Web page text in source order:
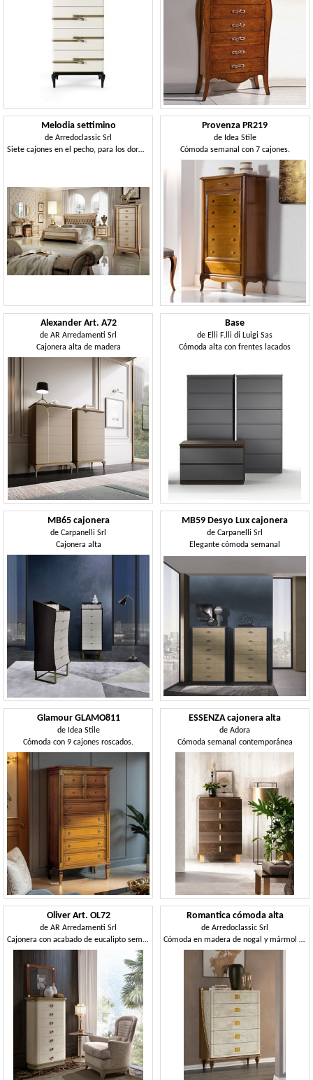
Melodia settimino
de Arredoclassic Srl
Siete cajones en el pecho, para los dormitorios
Provenza PR219
de Idea Stile
Cómoda semanal con 7 cajones.
Alexander Art. A72
de AR Arredamenti Srl
Cajonera alta de madera
Base
de Elli F.lli di Luigi Sas
Cómoda alta con frentes lacados
MB65 cajonera
de Carpanelli Srl
Cajonera alta
MB59 Desyo Lux cajonera
de Carpanelli Srl
Elegante cómoda semanal
Glamour GLAMO811
de Idea Stile
Cómoda con 9 cajones roscados.
ESSENZA cajonera alta
de Adora
Cómoda semanal contemporánea
Oliver Art. OL72
de AR Arredamenti Srl
Cajonera con acabado de eucalipto semanal
Romantica cómoda alta
de Arredoclassic Srl
Cómoda en madera de nogal y mármol de Carrara.